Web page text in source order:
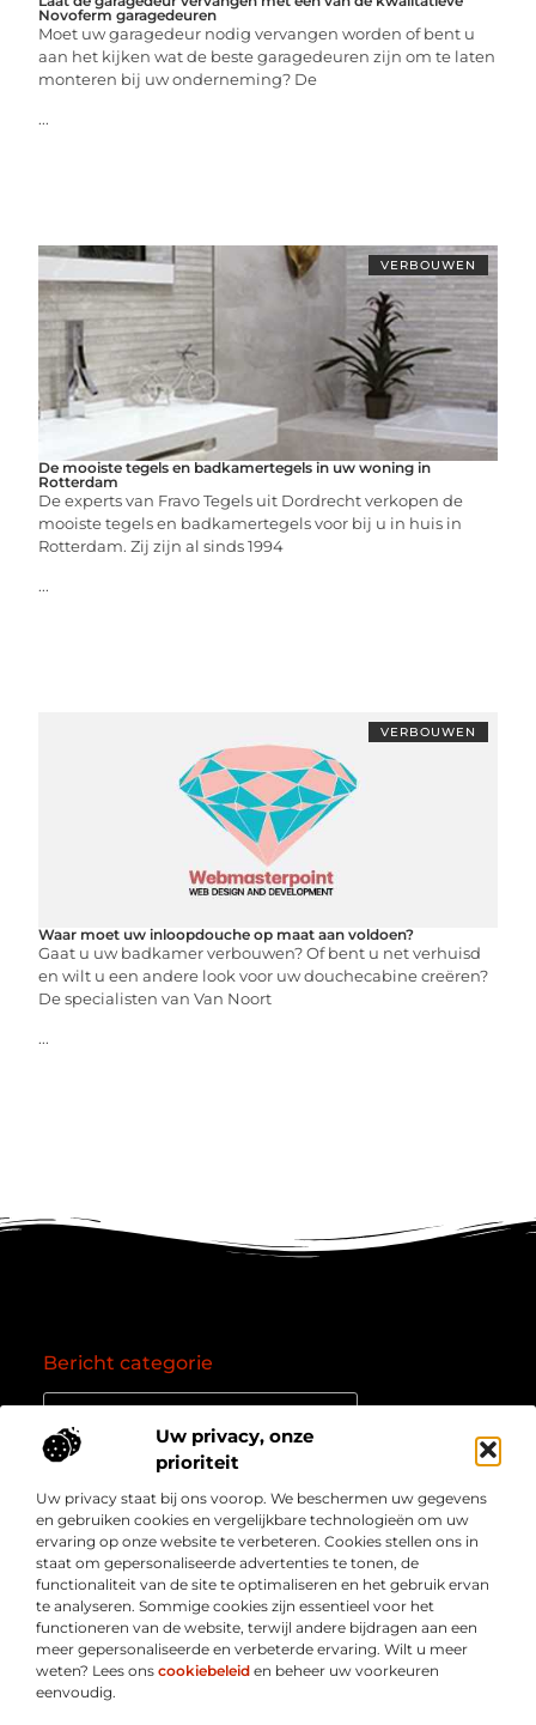
Uw privacy, onze
prioriteit
Uw privacy staat bij ons voorop. We beschermen uw gegevens
en gebruiken cookies en vergelijkbare technologieën om uw
ervaring op onze website te verbeteren. Cookies stellen ons in
staat om gepersonaliseerde advertenties te tonen, de
functionaliteit van de site te optimaliseren en het gebruik ervan
te analyseren. Sommige cookies zijn essentieel voor het
functioneren van de website, terwijl andere bijdragen aan een
meer gepersonaliseerde en verbeterde ervaring. Wilt u meer
weten? Lees ons cookiebeleid en beheer uw voorkeuren
eenvoudig.
Novoferm garagedeuren
Moet uw garagedeur nodig vervangen worden of bent u
aan het kijken wat de beste garagedeuren zijn om te laten
monteren bij uw onderneming? De
...
VERBOUWEN
De mooiste tegels en badkamertegels in uw woning in
Rotterdam
De experts van Fravo Tegels uit Dordrecht verkopen de
mooiste tegels en badkamertegels voor bij u in huis in
Rotterdam. Zij zijn al sinds 1994
...
VERBOUWEN
Waar moet uw inloopdouche op maat aan voldoen?
Gaat u uw badkamer verbouwen? Of bent u net verhuisd
en wilt u een andere look voor uw douchecabine creëren?
De specialisten van Van Noort
...
Over
Bedrijf
” Jouw bron voor kennis, inzichten en inspiratie “
Laat je meenemen in diepgaande content, slimme tips
en waardevolle inzichten die je blik verruimen. Welkom
bij Webmasterpoint.nl – dé plek voor informatie die
inspireert en bijdraagt aan jouw online succes.
Onze informatie
Bericht categorie